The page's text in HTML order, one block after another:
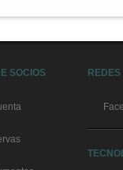
SOCIOS REDES